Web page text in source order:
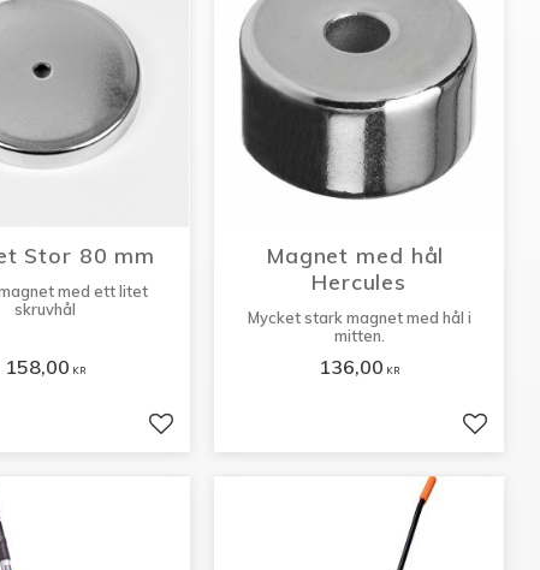
Stor 80 mm
med ett litet
skruvhål
158,00 KR
Lägg till i favoriter
Magnet med hål
Hercules
Mycket stark magnet med hål i
mitten.
136,00 KR
Lägg